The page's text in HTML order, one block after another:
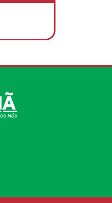
Agenda de Eventos Públicos do